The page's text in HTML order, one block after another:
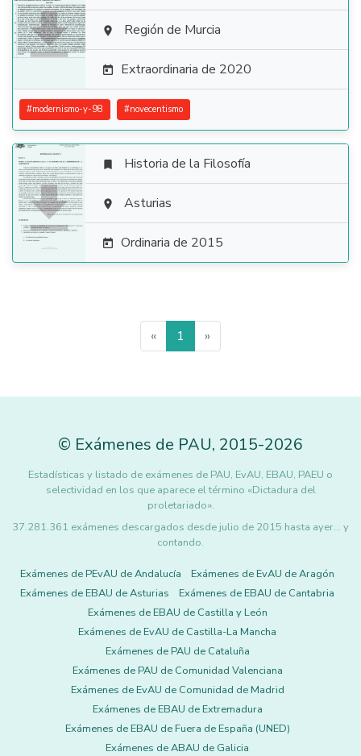
  Región de Murcia
 Extraordinaria de 2020
#modernismo-y-98 #novecentismo

 Historia de la Filosofía
 Asturias
 Ordinaria de 2015
« 1 »
© Exámenes de PAU, 2015-2026
Estadísticas y listado de exámenes de PAU, EvAU, EBAU, PAEU o
selectividad en los que aparece el término «Dictadura del
proletariado».
37.281.361 exámenes descargados desde julio de 2015 hasta ayer... y
contando.
Exámenes de PEvAU de Andalucía
Exámenes de EvAU de Aragón
Exámenes de EBAU de Asturias
Exámenes de EBAU de Cantabria
Exámenes de EBAU de Castilla y León
Exámenes de EvAU de Castilla-La Mancha
Exámenes de PAU de Cataluña
Exámenes de PAU de Comunidad Valenciana
Exámenes de EvAU de Comunidad de Madrid
Exámenes de EBAU de Extremadura
Exámenes de EBAU de Fuera de España (UNED)
Exámenes de ABAU de Galicia